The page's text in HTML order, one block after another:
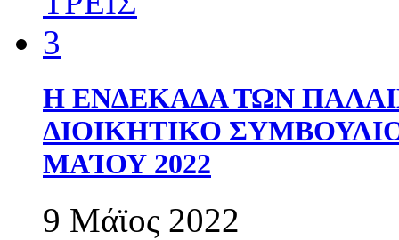
Η ΕΝΔΕΚΑΔΑ ΤΩΝ
ΔΙΟΙΚΗΤΙΚΟ
ΜΑΊΟΥ 2022
9 Μάϊος 2022